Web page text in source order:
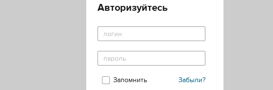
Авторизуйтесь
Забыли?
Запомнить